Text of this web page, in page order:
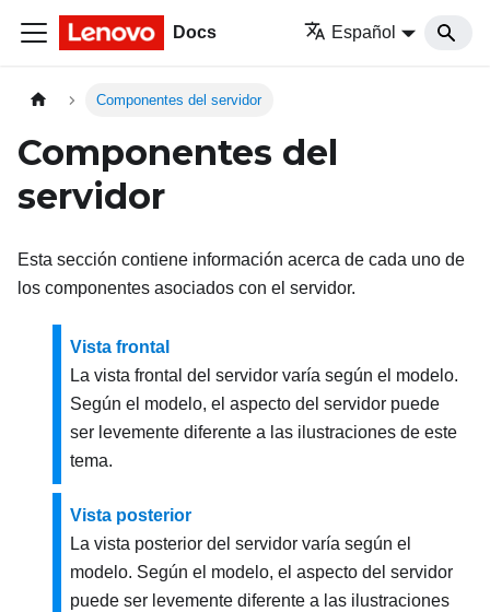
Docs Español
Componentes del servidor
Componentes del
servidor
Esta sección contiene información acerca de cada uno de
los componentes asociados con el servidor.
Vista frontal
La vista frontal del servidor varía según el modelo.
Según el modelo, el aspecto del servidor puede
ser levemente diferente a las ilustraciones de este
tema.
Vista posterior
La vista posterior del servidor varía según el
modelo. Según el modelo, el aspecto del servidor
puede ser levemente diferente a las ilustraciones